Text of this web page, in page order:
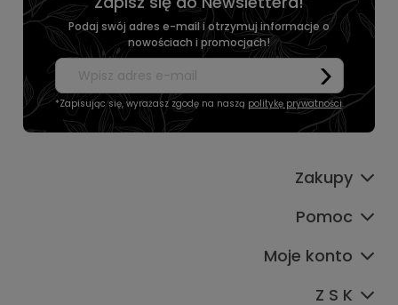
Podaj swój adres e-mail i otrzymuj informacje o
nowościach i promocjach!
*Zapisując się, wyrażasz zgodę na naszą politykę prywatności.
Zakupy
Pomoc
Moje konto
Z S K